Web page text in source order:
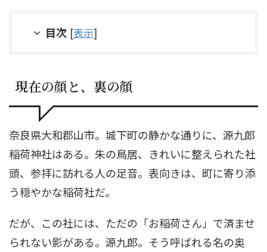
目次 [表示]
現在の顔と、裏の顔
奈良県大和郡山市。城下町の静かな通りに、源九郎
稲荷神社はある。朱の鳥居、きれいに整えられた社
頭、参拝に訪れる人の足音。表向きは、町に寄り添
う穏やかな稲荷社だ。
だが、この社には、ただの「お稲荷さん」で済ませ
られない影がある。源九郎。そう呼ばれる名の奥